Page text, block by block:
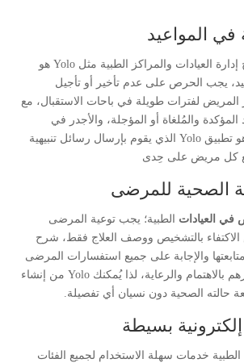
في المواعيد
من أهم مميزات برامج إدارة العيادات والمراكز الطبية مثل Yolo هو
يجب الحرص على عدم تأخير أو تأجيل
المريض لفترات طويلة في باحات الاستقبال، مع
والمُلغاة أو المؤجلة، والأجدر في
مساعدتك بهذا الشأن هو تطبيق Yolo الذي يقوم بإرسال رسائل تنبيهية
مع كل مريض على حِدى
الصحية للمرضى
في العيادات
الطبية؛ يجب توعية المرضى
الاكتفاء بالتشخيص ووصف العلاج فقط، شرح
والإجابة على جميع استفسارات المرضى
يساعد في تعزيز شعورهم بالاهتمام والرعاية، لذا يُمكنك Yolo من إنشاء
حالته الصحية دون نسيان أي تفصيلة.
بسيطة
خدمات سهلة الاستخدام لجميع الفئات